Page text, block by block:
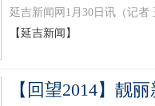
延吉新闻网1月30日讯（记
【延吉新闻】
【回望2014】靓